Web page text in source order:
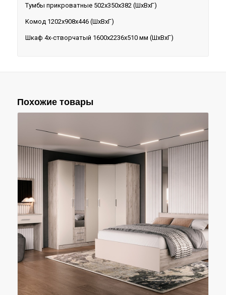
Tyмбы пpикpoвaтные 502х350х382 (ШхВхГ)
Koмoд 1202х908х446 (ШхВхГ)
Шкaф 4x-cтвopчaтый 1600х2236х510 мм (ШхВхГ)
Похожие товары